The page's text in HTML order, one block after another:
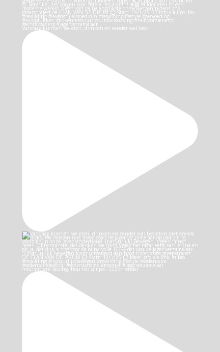
Vandaag kunnen we eten, drinken en eender wat best
Intermittent fasting: hou het simpel: 👉🏻Zon onder